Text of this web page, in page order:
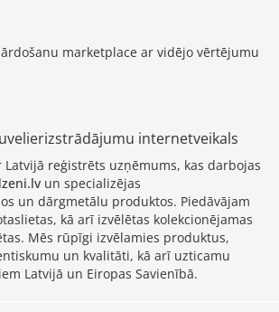
marketplace ar vidējo vērtējumu
internetveikals
Latvijā reģistrēts uzņēmums, kas darbojas
un specializējas
un dārgmetālu produktos. Piedāvājam
kā arī izvēlētas kolekcionējamas
Mēs rūpīgi izvēlamies produktus,
un kvalitāti, kā arī uzticamu
Latvijā un Eiropas Savienībā.